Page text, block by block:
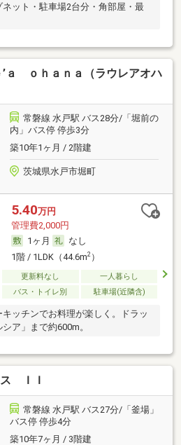
ネット・駐車場2台分・角部屋・最
’ａ ｏｈａｎａ（ラウレアオハ
常磐線 水戸駅 バス28分/「堀前の
内」バス停 停歩3分
築10年1ヶ月 / 2階建
茨城県水戸市堀町
5.40万円
管理費2,000円
1ヶ月
なし
1階 / 1LDK（44.6m2）
更新料なし
一人暮らし
バス・トイレ別 駐車場(近隣含)
キッチンでお料理が楽しく。ドラッ
ア」まで約600m。
ＩＩ
常磐線 水戸駅 バス27分/「釜場」
バス停 停歩4分
築10年7ヶ月 / 3階建